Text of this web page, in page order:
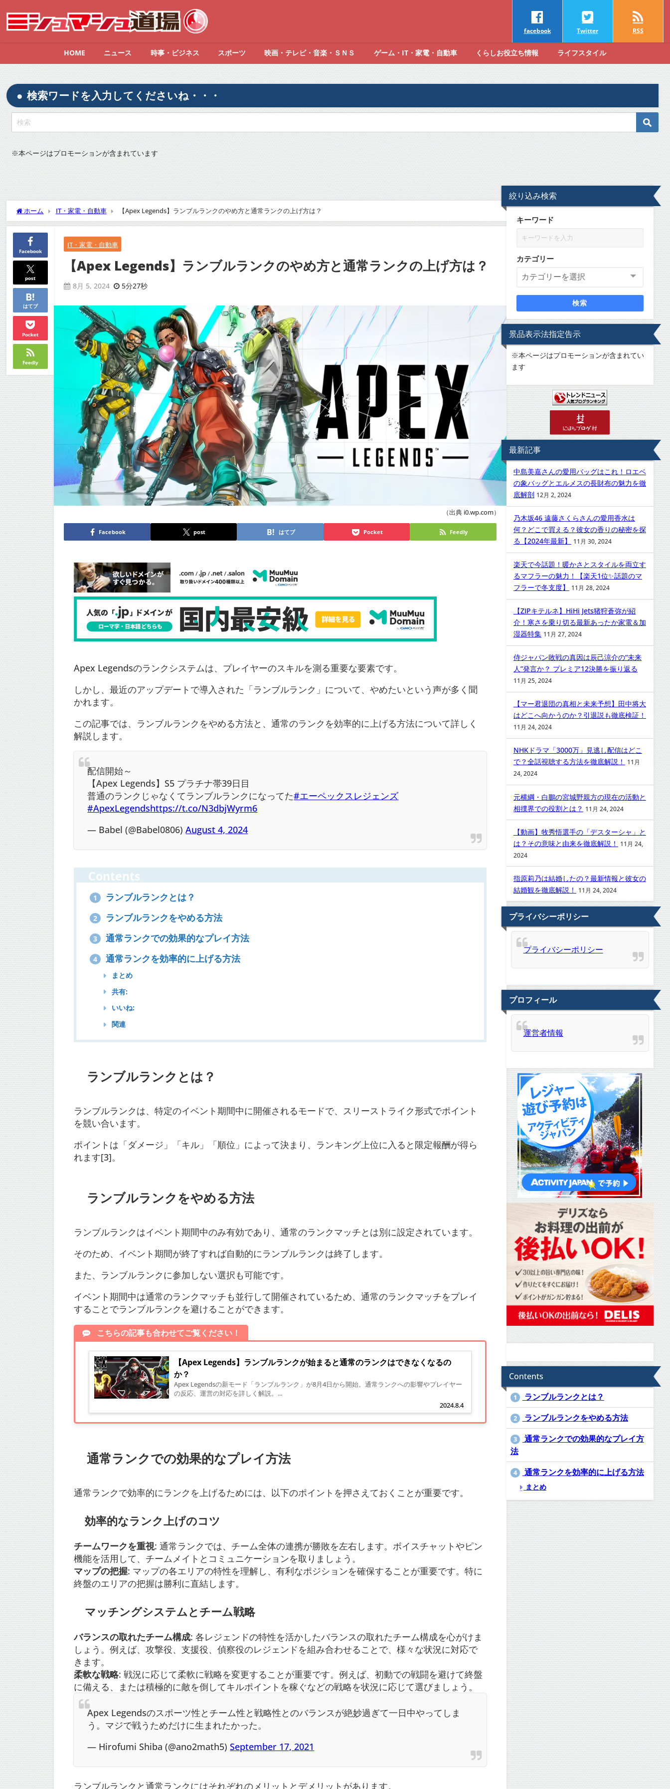
facebook Twitter RSS
HOME ニュース 時事・ビジネス スポーツ 映画・テレビ・音楽・ＳＮＳ ゲーム・IT・家電・自動車 くらしお役立ち情報 ライフスタイル
検索ワードを入力してくださいね・・・
※本ページはプロモーションが含まれています
ホーム IT・家電・自動車 【Apex Legends】ランブルランクのやめ方と通常ランクの上げ方は？
Facebook
post
はてブ
Pocket
Feedly
IT・家電・自動車
【Apex Legends】ランブルランクのやめ方と通常ランクの上げ方は？
8月 5, 2024 5分27秒
（出典 i0.wp.com）
Facebook post はてブ Pocket Feedly
Apex Legendsのランクシステムは、プレイヤーのスキルを測る重要な要素です。
しかし、最近のアップデートで導入された「ランブルランク」について、やめたいという声が多く聞
かれます。
この記事では、ランブルランクをやめる方法と、通常のランクを効率的に上げる方法について詳しく
解説します。
配信開始～
【Apex Legends】S5 プラチナ帯39日目
普通のランクじゃなくてランブルランクになってた#エーペックスレジェンズ
#ApexLegendshttps://t.co/N3dbjWyrm6
— Babel (@Babel0806)August 4, 2024
Contents
1 ランブルランクとは？
2 ランブルランクをやめる方法
3 通常ランクでの効果的なプレイ方法
4 通常ランクを効率的に上げる方法
まとめ
共有:
いいね:
関連
ランブルランクとは？
ランブルランクは、特定のイベント期間中に開催されるモードで、スリーストライク形式でポイント
を競い合います。
ポイントは「ダメージ」「キル」「順位」によって決まり、ランキング上位に入ると限定報酬が得ら
れます[3]。
ランブルランクをやめる方法
ランブルランクはイベント期間中のみ有効であり、通常のランクマッチとは別に設定されています。
そのため、イベント期間が終了すれば自動的にランブルランクは終了します。
また、ランブルランクに参加しない選択も可能です。
イベント期間中は通常のランクマッチも並行して開催されているため、通常のランクマッチをプレイ
することでランブルランクを避けることができます。
こちらの記事も合わせてご覧ください！
【Apex Legends】ランブルランクが始まると通常のランクはできなくなるの
か？
2024.8.4
Apex Legendsの新モード「ランブルランク」が8月4日から開始。通常ランクへの影響やプレイヤー
の反応、運営の対応を詳しく解説。...
通常ランクでの効果的なプレイ方法
通常ランクで効率的にランクを上げるためには、以下のポイントを押さえておくことが重要です。
効率的なランク上げのコツ
チームワークを重視: 通常ランクでは、チーム全体の連携が勝敗を左右します。ボイスチャットやピン
機能を活用して、チームメイトとコミュニケーションを取りましょう。
マップの把握: マップの各エリアの特性を理解し、有利なポジションを確保することが重要です。特に
終盤のエリアの把握は勝利に直結します。
マッチングシステムとチーム戦略
バランスの取れたチーム構成: 各レジェンドの特性を活かしたバランスの取れたチーム構成を心がけま
しょう。例えば、攻撃役、支援役、偵察役のレジェンドを組み合わせることで、様々な状況に対応で
きます。
柔軟な戦略: 戦況に応じて柔軟に戦略を変更することが重要です。例えば、初動での戦闘を避けて終盤
に備える、または積極的に敵を倒してキルポイントを稼ぐなどの戦略を状況に応じて選びましょう。
Apex Legendsのスポーツ性とチーム性と戦略性とのバランスが絶妙過ぎて一日中やってしま
う。マジで戦うためだけに生まれたかった。
— Hirofumi Shiba (@ano2math5)September 17, 2021
ランブルランクと通常ランクにはそれぞれのメリットとデメリットがあります。
絞り込み検索
キーワード
カテゴリー
検索
景品表示法指定告示
※本ページはプロモーションが含まれてい
ます
最新記事
中島美嘉さんの愛用バッグはこれ！ロエベ
の象バッグとエルメスの長財布の魅力を徹
底解剖 12月 2, 2024
乃木坂46 遠藤さくらさんの愛用香水は
何？どこで買える？彼女の香りの秘密を探
る【2024年最新】
11月 30, 2024
楽天で今話題！暖かさとスタイルを両立す
るマフラーの魅力！【楽天1位✨話題のマ
フラーで冬支度】
11月 28, 2024
【ZIPキテルネ】HiHi Jets猪狩蒼弥が紹
介！寒さを乗り切る最新あったか家電＆加
湿器特集 11月 27, 2024
侍ジャパン敗戦の真因は辰己涼介の“未来
人”発言か？ プレミア12決勝を振り返る
11月 25, 2024
【マー君退団の真相と未来予想】田中将大
はどこへ向かうのか？引退説も徹底検証！
11月 24, 2024
NHKドラマ「3000万」見逃し配信はどこ
で？全話視聴する方法を徹底解説！
11月
24, 2024
元横綱・白鵬の宮城野親方の現在の活動と
相撲界での役割とは？ 11月 24, 2024
【動画】牧秀悟選手の「デスターシャ」と
は？その意味と由来を徹底解説！
11月 24,
2024
指原莉乃は結婚したの？最新情報と彼女の
結婚観を徹底解説！
11月 24, 2024
プライバシーポリシー
プライバシーポリシー
プロフィール
運営者情報
Contents
1 ランブルランクとは？
2 ランブルランクをやめる方法
3
通常ランクでの効果的なプレイ方
法
4 通常ランクを効率的に上げる方法
まとめ